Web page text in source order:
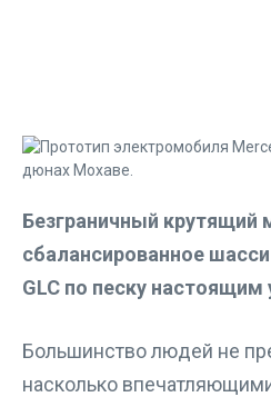
Безграничный крутящий
сбалансированное
GLC по песку
Большинство людей не
насколько